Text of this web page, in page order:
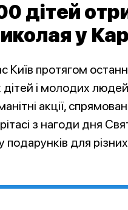
дітей
у
Київ протягом
і молодих
акції,
з нагоди дня
для